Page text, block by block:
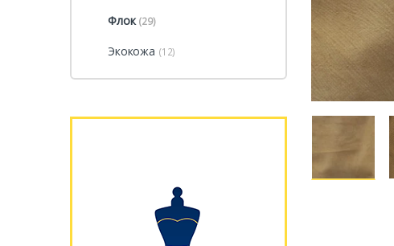
Флок(29)
Экокожа (12)